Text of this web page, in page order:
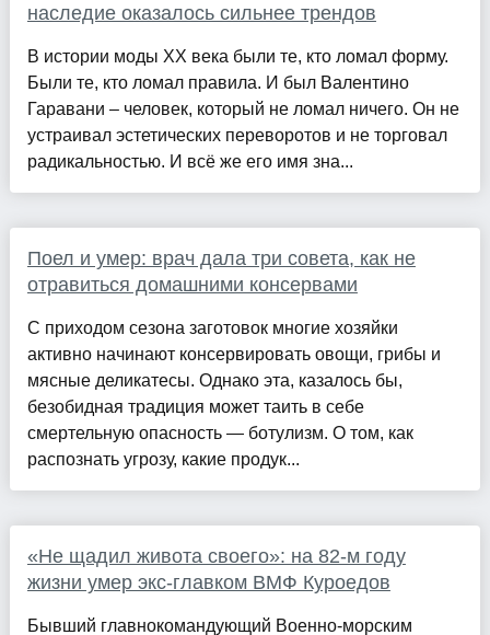
наследие оказалось сильнее трендов
В истории моды XX века были те, кто ломал форму.
Были те, кто ломал правила. И был Валентино
Гаравани – человек, который не ломал ничего. Он не
устраивал эстетических переворотов и не торговал
радикальностью. ​​И всё же его имя зна...
Поел и умер: врач дала три совета, как не
отравиться домашними консервами
С приходом сезона заготовок многие хозяйки
активно начинают консервировать овощи, грибы и
мясные деликатесы. Однако эта, казалось бы,
безобидная традиция может таить в себе
смертельную опасность — ботулизм. О том, как
распознать угрозу, какие продук...
«Не щадил живота своего»: на 82-м году
жизни умер экс-главком ВМФ Куроедов
Бывший главнокомандующий Военно-морским